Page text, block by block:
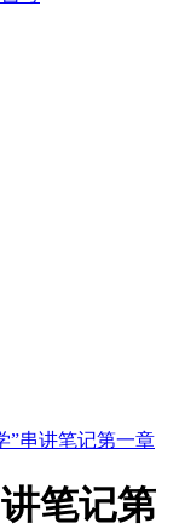
”串讲笔记第一章
笔记第